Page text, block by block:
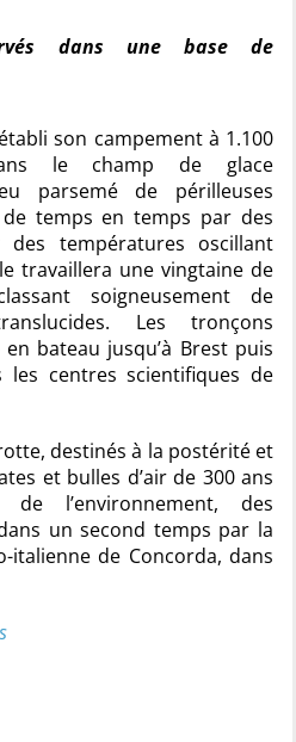
dans une base de
son campement à 1.100
le champ de glace
parsemé de périlleuses
temps en temps par des
températures oscillant
travaillera une vingtaine de
soigneusement de
Les tronçons
bateau jusqu’à Brest puis
centres scientifiques de
destinés à la postérité et
et bulles d’air de 300 ans
l’environnement, des
un second temps par la
italienne de Concorda, dans